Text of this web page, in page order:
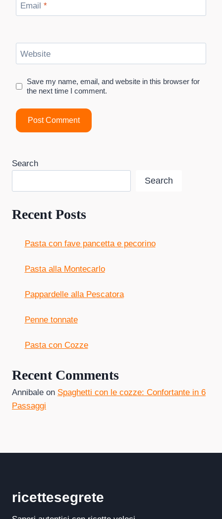
Email *
Website
Save my name, email, and website in this browser for
the next time I comment.
Search
Search
Recent Posts
Pasta con fave pancetta e pecorino
Pasta alla Montecarlo
Pappardelle alla Pescatora
Penne tonnate
Pasta con Cozze
Recent Comments
Annibale on Spaghetti con le cozze: Confortante in 6
Passaggi
ricettesegrete